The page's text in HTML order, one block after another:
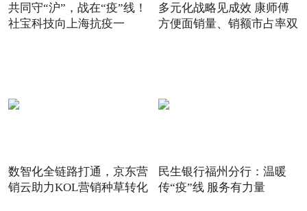
共同守“沪”，战在“疫”线！
社宝科技向上海抗疫一
多元化战略见成效 康师傅
方便面销量、销额市占率双
数智化全链路打通，京东营
销云助力KOL营销种草转化
民生银行福州分行：温暖
传“疫”线 服务有力量